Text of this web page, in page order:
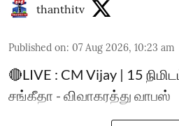
thanthitv
Published on: 07 Aug 2026, 10:23 am
🔴LIVE : CM Vijay | 15
சங்கீதா - விவாகரத்து வாபஸ்